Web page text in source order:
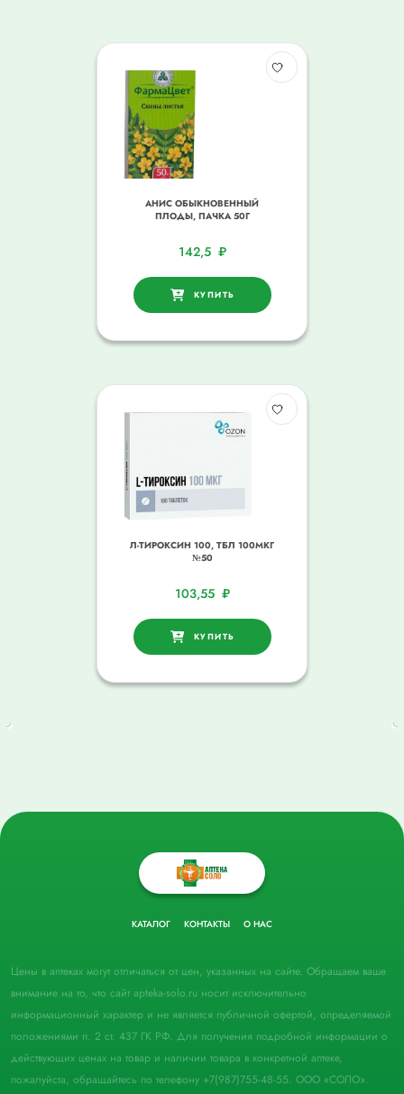
АНИС ОБЫКНОВЕННЫЙ
ПЛОДЫ, ПАЧКА 50Г
142,5 ₽
КУПИТЬ
Л-ТИРОКСИН 100, ТБЛ 100МКГ
№50
103,55 ₽
КУПИТЬ
КАТАЛОГ КОНТАКТЫ О НАС
Цены в аптеках могут отличаться от цен, указанных на сайте. Обращаем ваше
внимание на то, что сайт apteka-solo.ru носит исключительно
информационный характер и не является публичной офертой, определяемой
положениями п. 2 ст. 437 ГК РФ. Для получения подробной информации о
действующих ценах на товар и наличии товара в конкретной аптеке,
пожалуйста, обращайтесь по телефону +7(987)755-48-55. ООО «СОЛО».